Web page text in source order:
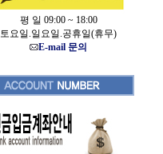
평 일 09:00 ~ 18:00
토요일.일요일.공휴일(휴무)
E-mail 문의